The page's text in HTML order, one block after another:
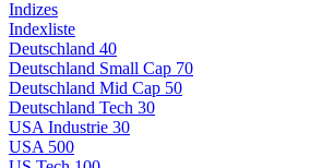
Indizes
Indexliste
Deutschland 40
Deutschland Small Cap 70
Deutschland Mid Cap 50
Deutschland Tech 30
USA Industrie 30
USA 500